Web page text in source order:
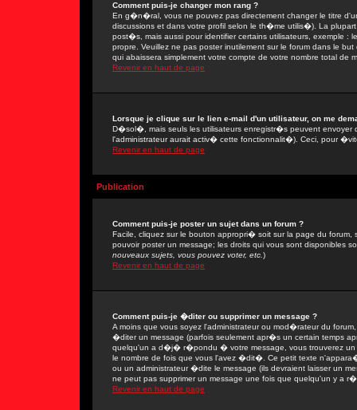
Comment puis-je changer mon rang ?
En g�n�ral, vous ne pouvez pas directement changer le titre
discussions et dans votre profil selon le th�me utilis�). La
post�s, mais aussi pour identifier certains utilisateurs, exemple
propre. Veuillez ne pas poster inutilement sur le forum dans le
qui abaissera simplement votre compte de votre nombre total de
Revenir en haut de page
Lorsque je clique sur le lien e-mail d'un utilisateur, on me
D�sol�, mais seuls les utilisateurs enregistr�s peuvent
l'administrateur aurait activ� cette fonctionnalit�). Ceci, pour
Revenir en haut de page
Publication
Comment puis-je poster un sujet dans un forum ?
Facile, cliquez sur le bouton appropri� soit sur la page du
pouvoir poster un message; les droits qui vous sont disponibles
nouveaux sujets, vous pouvez voter, etc. )
Revenir en haut de page
Comment puis-je �diter ou supprimer un message ?
A moins que vous soyez l'administrateur ou mod�rateur du
�diter un message (parfois seulement apr�s un certain temps
quelqu'un a d�j� r�pondu � votre message, vous trouverez un
le nombre de fois que vous l'avez �dit�. Ce petit texte
ou un administrateur �dite le message (ils devraient laisser un
ne peut pas supprimer un message une fois que quelqu'un y a
Revenir en haut de page